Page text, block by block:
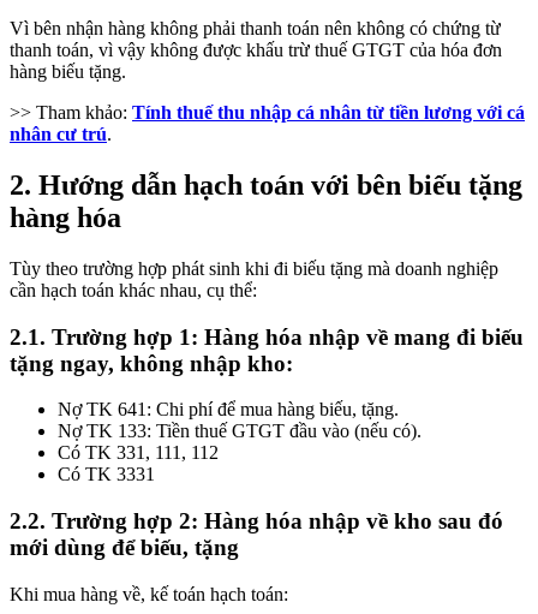
Vì bên nhận hàng không phải thanh toán nên không có chứng từ
thanh toán, vì vậy không được khấu trừ thuế GTGT của hóa đơn
hàng biếu tặng.
>> Tham khảo: Tính thuế thu nhập cá nhân từ tiền lương với cá
nhân cư trú.
2. Hướng dẫn hạch toán với bên biếu tặng
hàng hóa
Tùy theo trường hợp phát sinh khi đi biếu tặng mà doanh nghiệp
cần hạch toán khác nhau, cụ thể:
2.1. Trường hợp 1: Hàng hóa nhập về mang đi biếu
tặng ngay, không nhập kho:
Nợ TK 641: Chi phí để mua hàng biếu, tặng.
Nợ TK 133: Tiền thuế GTGT đầu vào (nếu có).
Có TK 331, 111, 112
Có TK 3331
2.2. Trường hợp 2: Hàng hóa nhập về kho sau đó
mới dùng để biếu, tặng
Khi mua hàng về, kế toán hạch toán: